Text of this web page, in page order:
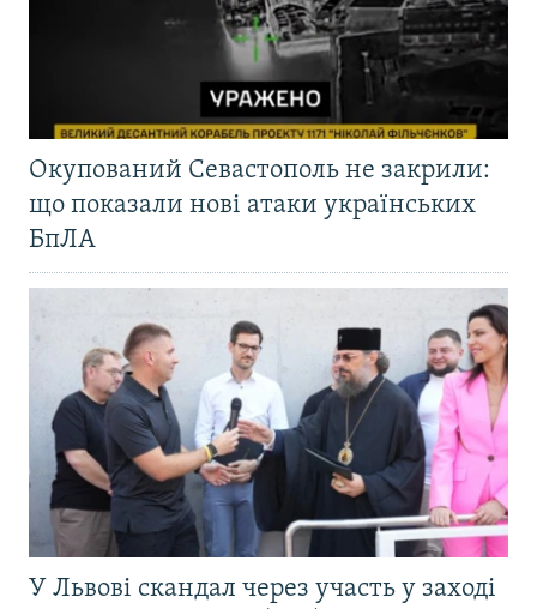
Окупований Севастополь не закрили:
що показали нові атаки українських
БпЛА
У Львові скандал через участь у заході